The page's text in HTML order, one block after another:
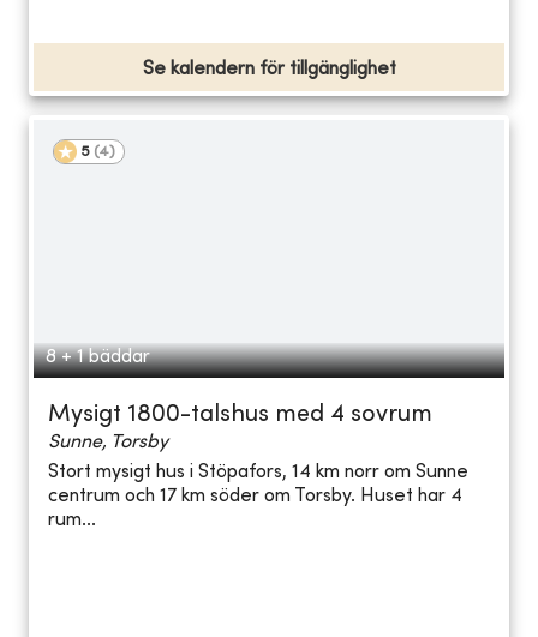
Se kalendern för tillgänglighet
5 (4)
8 + 1 bäddar
Mysigt 1800-talshus med 4 sovrum
Sunne, Torsby
Stort mysigt hus i Stöpafors, 14 km norr om Sunne
centrum och 17 km söder om Torsby. Huset har 4
rum...